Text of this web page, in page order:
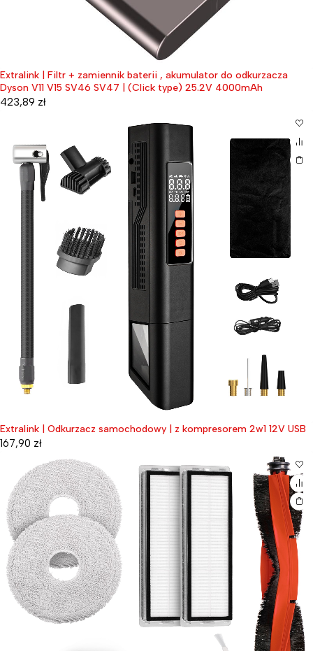
Extralink | Filtr + zamiennik baterii , akumulator do odkurzacza
Dyson V11 V15 SV46 SV47 | (Click type) 25.2V 4000mAh
423,89 zł
Extralink | Odkurzacz samochodowy | z kompresorem 2w1 12V USB
167,90 zł